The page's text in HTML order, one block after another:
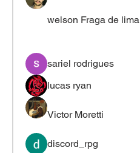
welson Fraga de lima
sariel rodrigues
lucas ryan
Victor Moretti
discord_rpg